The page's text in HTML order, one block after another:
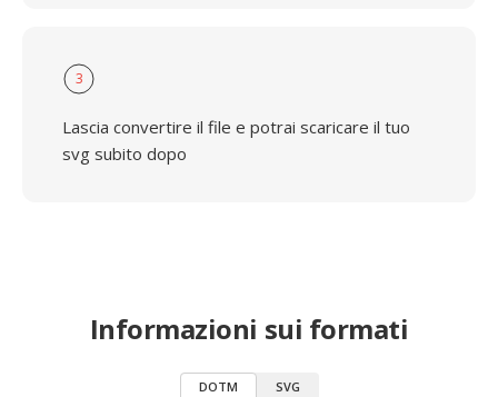
3
Lascia convertire il file e potrai scaricare il tuo
svg subito dopo
Informazioni sui formati
DOTM SVG